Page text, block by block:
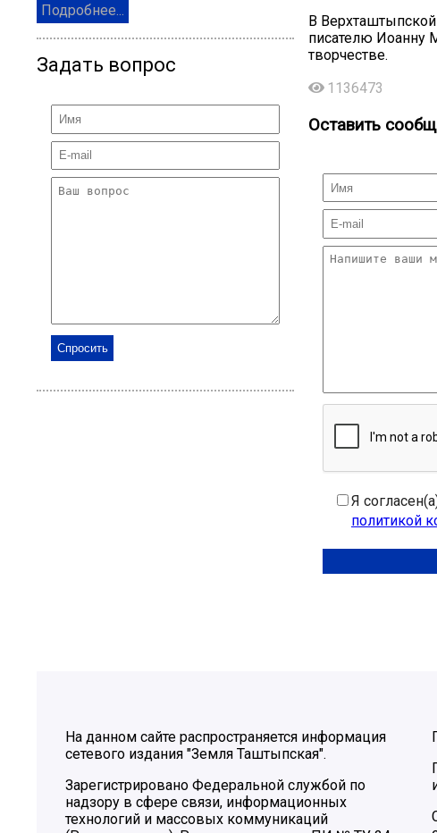
Подробнее...
Задать вопрос
В
писателю Иоанну
творчестве.
1136473
Оставить
Я
политикой
На данном сайте распространяется информация
сетевого издания "Земля Таштыпская".
Зарегистрировано Федеральной службой по
надзору в сфере связи, информационных
технологий и массовых коммуникаций